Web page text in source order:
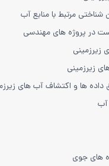
مرتبط با منابع آب
در پروژه های مهندسی
زیرزمینی
زیرزمینی
ها و اکتشاف آب های
آب
های جوی